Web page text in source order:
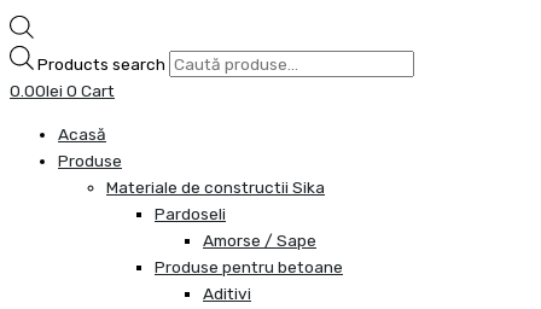
Products search
0.00lei 0 Cart
Acasă
Produse
Materiale de constructii Sika
Pardoseli
Amorse / Sape
Produse pentru betoane
Aditivi